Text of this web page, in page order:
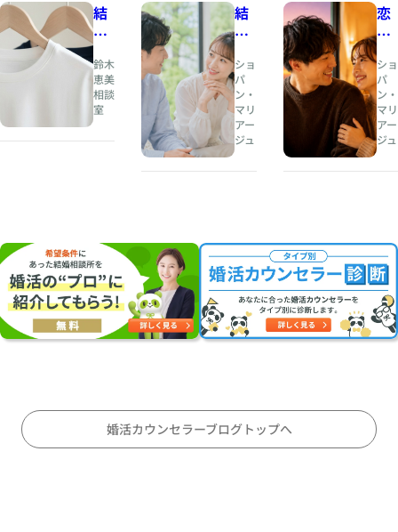
結
婚
相
談
所
夏
お
見
合
い
に
メ
鈴木
恵美
相談
室
結
婚
は
、
人
生
を
見
つ
け
る
対
等
ショ
パ
ン・
マリ
アー
ジュ
恋
愛
の
と
き
め
き
の
安
心
は
両
か
ショ
パ
ン・
マリ
アー
ジュ
婚活カウンセラーブログトップへ